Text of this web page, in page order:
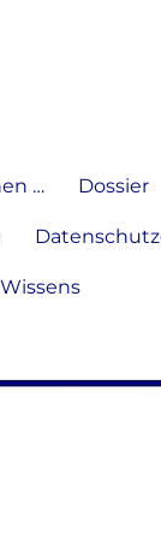
… Dossier